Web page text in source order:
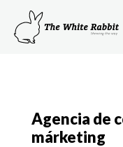
Agencia de
márketing